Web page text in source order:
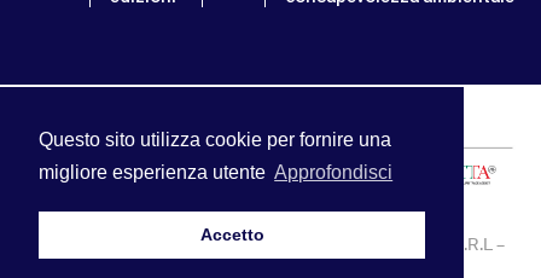
Questo sito utilizza cookie per fornire una
migliore esperienza utente Approfondisci
Accetto
MIA | Mercato Internazionale Audiovisivo | APA SERVICE S.R.L –